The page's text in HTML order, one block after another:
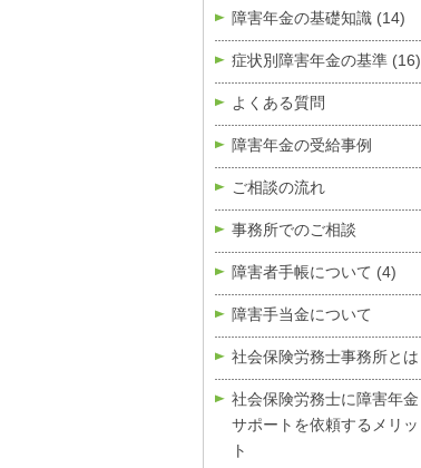
障害年金の基礎知識 (14)
症状別障害年金の基準 (16)
よくある質問
障害年金の受給事例
ご相談の流れ
事務所でのご相談
障害者手帳について (4)
障害手当金について
社会保険労務士事務所とは
社会保険労務士に障害年金
サポートを依頼するメリッ
ト